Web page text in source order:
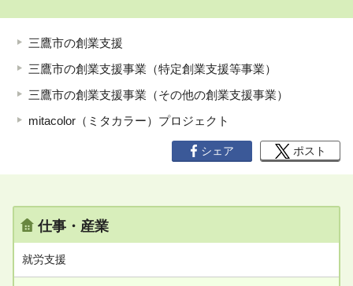
三鷹市の創業支援
三鷹市の創業支援事業（特定創業支援等事業）
三鷹市の創業支援事業（その他の創業支援事業）
mitacolor（ミタカラー）プロジェクト
シェア ポスト
仕事・産業
就労支援